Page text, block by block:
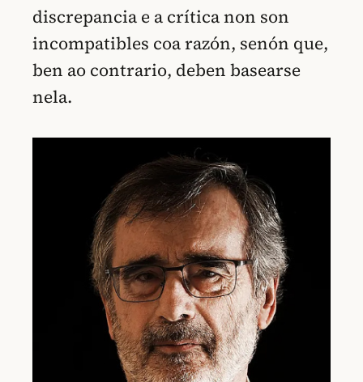
discrepancia e a crítica non son
incompatibles coa razón, senón que,
ben ao contrario, deben basearse
nela.